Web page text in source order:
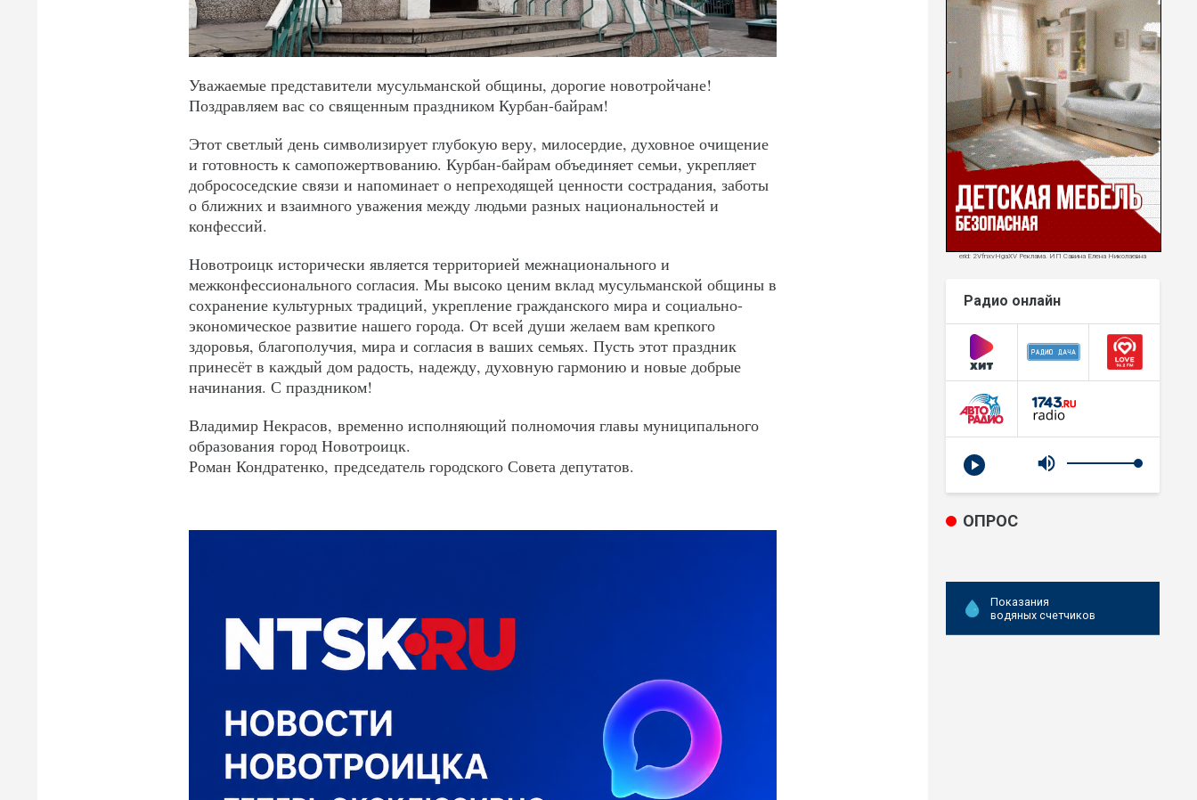
Уважаемые представители мусульманской общины, дорогие новотройчане!
Поздравляем вас со священным праздником Курбан-байрам!
Этот светлый день символизирует глубокую веру, милосердие, духовное очищение
и готовность к самопожертвованию. Курбан-байрам объединяет семьи, укрепляет
добрососедские связи и напоминает о непреходящей ценности сострадания, заботы
о ближних и взаимного уважения между людьми разных национальностей и
конфессий.
Новотроицк исторически является территорией межнационального и
межконфессионального согласия. Мы высоко ценим вклад мусульманской общины в
сохранение культурных традиций, укрепление гражданского мира и социально-
экономическое развитие нашего города. От всей души желаем вам крепкого
здоровья, благополучия, мира и согласия в ваших семьях. Пусть этот праздник
принесёт в каждый дом радость, надежду, духовную гармонию и новые добрые
начинания. С праздником!
Владимир Некрасов, временно исполняющий полномочия главы муниципального
образования город Новотроицк.
Роман Кондратенко, председатель городского Совета депутатов.
erid: 2VfnxvHgaXV Реклама. ИП Савина Елена Николаевна
Радио онлайн
ОПРОС
Показания
водяных счетчиков